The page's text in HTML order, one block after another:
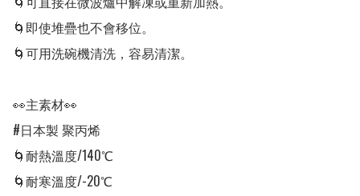
🌀即使堆疊也不會移位。
🌀可用洗碗機清洗，容易清潔。
👀主素材👀
#日本製 聚丙烯
🌀耐熱溫度/140℃
🌀耐寒溫度/-20℃